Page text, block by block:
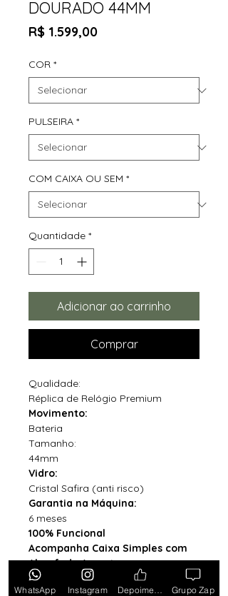
DOURADO 44MM
R$ 1.599,00Preço
COR *
PULSEIRA *
COM CAIXA OU SEM *
Quantidade *
Adicionar ao carrinho
Comprar
Qualidade:
Réplica de Relógio Premium
Movimento:
Bateria
Tamanho:
44mm
Vidro:
Cristal Safira (anti risco)
Garantia na Máquina:
6 meses
100% Funcional
Acompanha Caixa Simples com
Almofada (exceto para os
estados PB, SE, RR, MT, PE e AL)
WhatsApp Instagram Grupo Zap